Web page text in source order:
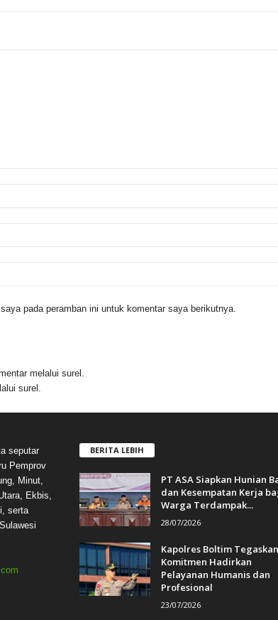
pada peramban ini untuk komentar saya berikutnya.
melalui surel.
surel.
seputar
Pemprov
Minut,
Ekbis,
serta
BERITA LEBIH
PT ASA Siapkan Hunian
dan Kesempatan Kerja
Warga Terdampak...
28/07/2026
Kapolres Boltim Tegaskan
Komitmen Hadirkan
Pelayanan Humanis dan
Profesional
23/07/2026